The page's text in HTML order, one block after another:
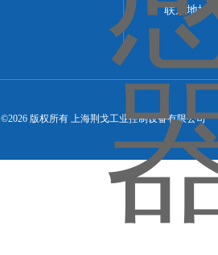
联系地址
©2026 版权所有 上海荆戈工业控制设备有限公司